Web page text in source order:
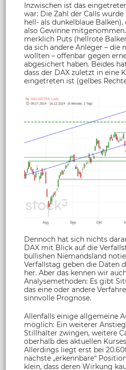
Inzwischen ist das
war: Die Zahl der Calls
hell- als dunkelblaue
also Gewinne
merklich Puts (hellrote
da sich andere Anleger – die
wollten – offenbar gegen
abgesichert haben. Beides
dass der DAX zuletzt in eine
eingetreten ist (gelbes
Dennoch hat sich nichts
DAX mit Blick auf die
bullishen Niemandsland
Verfallstag geben die Daten
her. Aber das kennen wir
Analysemethoden: Es gibt
das eine oder andere
sinnvolle Prognose.
Allenfalls einige allgemeine
möglich: Ein weiterer
Stillhalter zwingen, weitere
oberhalb des aktuellen
Allerdings liegt erst bei
nächste „erkennbare“
klein, dass deren Wirkung